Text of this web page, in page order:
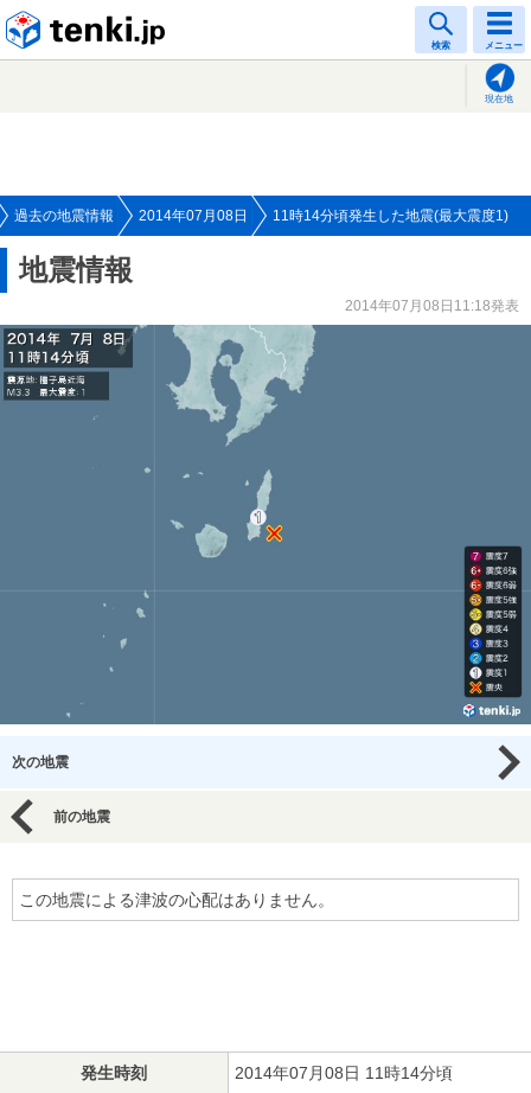
検索 メニュー
現在地
過去の地震情報 2014年07月08日 11時14分頃発生した地震(最大震度1)
地震情報
2014年07月08日11:18発表
次の地震
前の地震
この地震による津波の心配はありません。
発生時刻 2014年07月08日 11時14分頃